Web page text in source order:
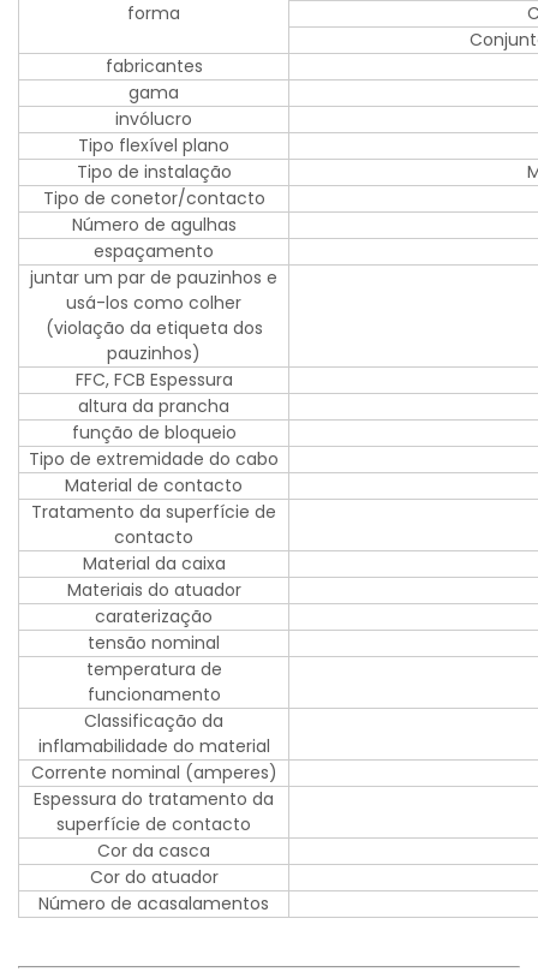
forma
fabricantes
gama
invólucro
Tipo flexível plano
Tipo de instalação
Tipo de conetor/contacto
Número de agulhas
espaçamento
juntar um par de pauzinhos e
usá-los como colher
(violação da etiqueta dos
pauzinhos)
FFC, FCB Espessura
altura da prancha
função de bloqueio
Tipo de extremidade do cabo
Material de contacto
Tratamento da superfície de
contacto
Material da caixa
Materiais do atuador
caraterização
tensão nominal
temperatura de
funcionamento
Classificação da
inflamabilidade do material
Corrente nominal (amperes)
Espessura do tratamento da
superfície de contacto
Cor da casca
Cor do atuador
Número de acasalamentos